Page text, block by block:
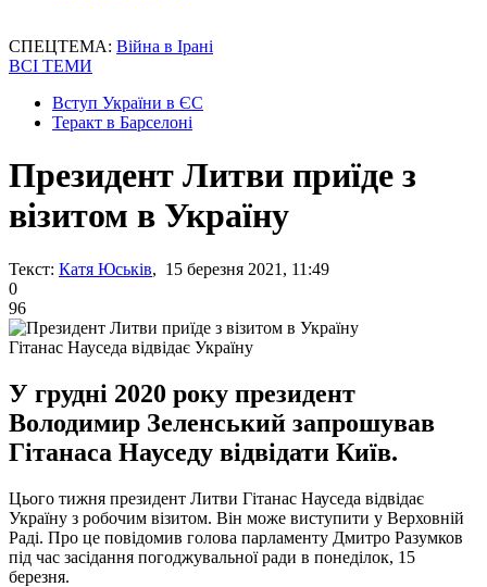
СПЕЦТЕМА: Війна в Ірані
ВСІ ТЕМИ
Вступ України в ЄС
Теракт в Барселоні
Президент Литви приїде з
візитом в Україну
Текст: Катя Юськів, 15 березня 2021, 11:49
0
96
Гітанас Науседа відвідає Україну
У грудні 2020 року президент
Володимир Зеленський запрошував
Гітанаса Науседу відвідати Київ.
Цього тижня президент Литви Гітанас Науседа відвідає
Україну з робочим візитом. Він може виступити у Верховній
Раді. Про це повідомив голова парламенту Дмитро Разумков
під час засідання погоджувальної ради в понеділок, 15
березня.